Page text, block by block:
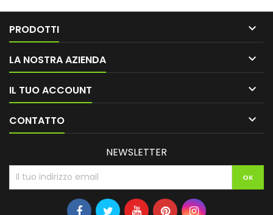
PRODOTTI 
LA NOSTRA AZIENDA 
IL TUO ACCOUNT 
CONTATTO 
NEWSLETTER